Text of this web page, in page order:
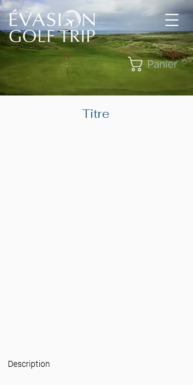
Panier
Titre
Description